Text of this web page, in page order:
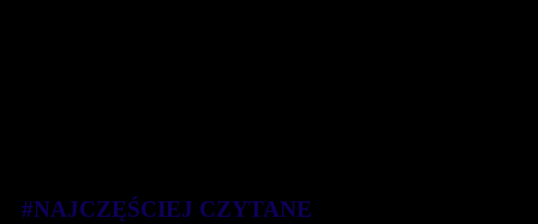
#NAJCZĘŚCIEJ CZYTANE